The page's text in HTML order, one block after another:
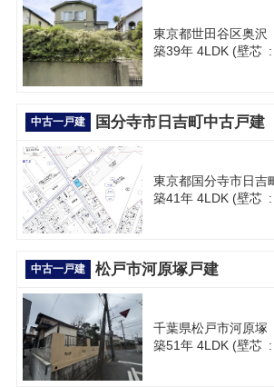
東京都世田谷区奥沢
築39年 4LDK (壁芯
中古一戸建 国分寺市日吉町中古戸建
東京都国分寺市日吉
築41年 4LDK (壁芯
中古一戸建 松戸市河原塚戸建
千葉県松戸市河原塚
築51年 4LDK (壁芯